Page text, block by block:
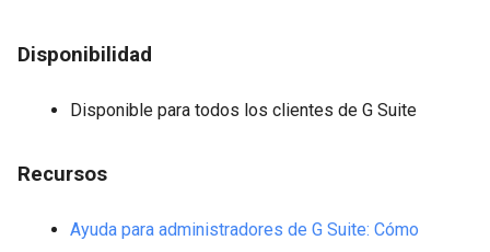
Disponibilidad
Disponible para todos los clientes de G Suite
Recursos
Ayuda para administradores de G Suite: Cómo